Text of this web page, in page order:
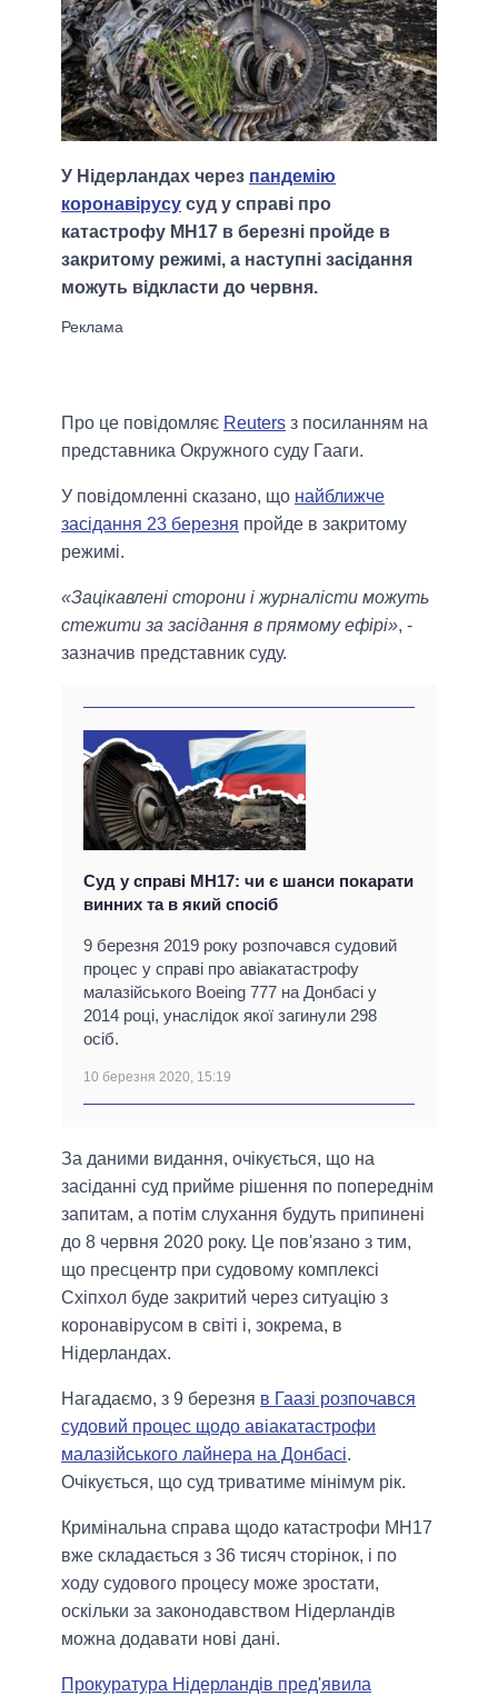
У Нідерландах через пандемію
коронавірусу суд у справі про
катастрофу MH17 в березні пройде в
закритому режимі, а наступні засідання
можуть відкласти до червня.
Про це повідомляє Reuters з посиланням на
представника Окружного суду Гааги.
У повідомленні сказано, що найближче
засідання 23 березня пройде в закритому
режимі.
«Зацікавлені сторони і журналісти можуть
стежити за засідання в прямому ефірі», -
зазначив представник суду.
Суд у справі МН17: чи є шанси покарати
винних та в який спосіб
9 березня 2019 року розпочався судовий
процес у справі про авіакатастрофу
малазійського Boeing 777 на Донбасі у
2014 році, унаслідок якої загинули 298
осіб.
10 березня 2020, 15:19
За даними видання, очікується, що на
засіданні суд прийме рішення по попереднім
запитам, а потім слухання будуть припинені
до 8 червня 2020 року. Це пов'язано з тим,
що пресцентр при судовому комплексі
Схіпхол буде закритий через ситуацію з
коронавірусом в світі і, зокрема, в
Нідерландах.
Нагадаємо, з 9 березня в Гаазі розпочався
судовий процес щодо авіакатастрофи
малазійського лайнера на Донбасі.
Очікується, що суд триватиме мінімум рік.
Кримінальна справа щодо катастрофи МН17
вже складається з 36 тисяч сторінок, і по
ходу судового процесу може зростати,
оскільки за законодавством Нідерландів
можна додавати нові дані.
Прокуратура Нідерландів пред'явила